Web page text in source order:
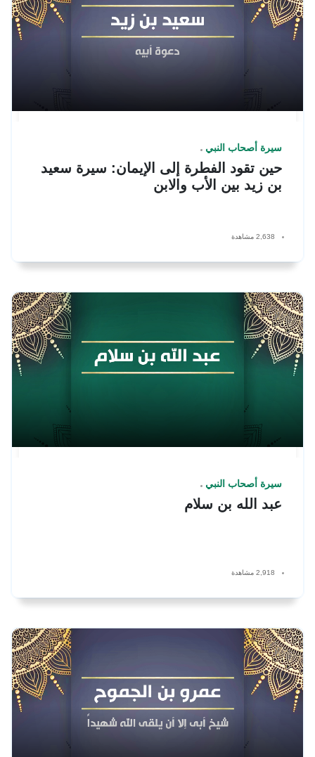
سيرة أصحاب النبي
حين تقود الفطرة إلى الإيمان: سيرة سعيد
بن زيد بين الأب والابن
2,638 مشاهدة
سيرة أصحاب النبي
عبد الله بن سلام
2,918 مشاهدة